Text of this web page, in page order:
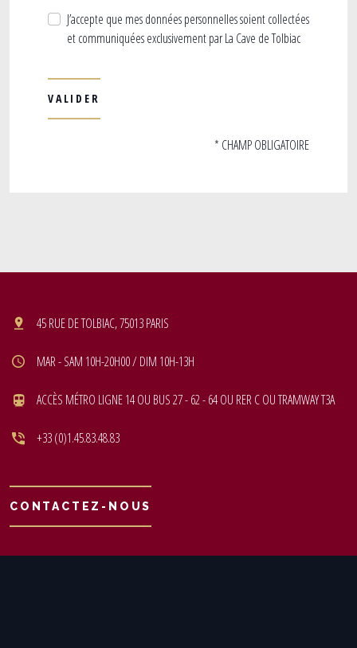
J’accepte que mes données personnelles soient collectées
et communiquées exclusivement par La Cave de Tolbiac
* CHAMP OBLIGATOIRE
45 RUE DE TOLBIAC, 75013 PARIS
MAR - SAM 10H-20H00 / DIM 10H-13H
ACCÈS MÉTRO LIGNE 14 OU BUS 27 - 62 - 64 OU RER C OU TRAMWAY T3A
+33 (0)1.45.83.48.83
CONTACTEZ-NOUS